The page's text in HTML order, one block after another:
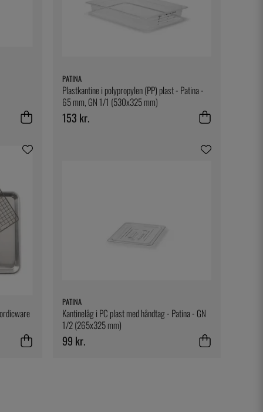
PATINA
Plastkantine i polypropylen (PP) plast - Patina -
65 mm, GN 1/1 (530x325 mm)
153 kr.
PATINA
Kantinelåg i PC plast med håndtag - Patina - GN
1/2 (265x325 mm)
99 kr.